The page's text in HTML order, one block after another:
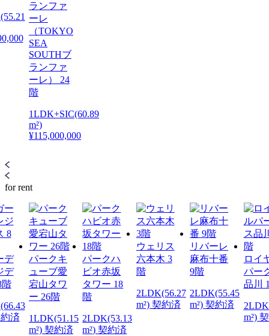
ランファ
ーレ
（TOKYO
SEA
SOUTHブ
ランファ
ーレ） 24
階
1LDK+SIC(60.89
m²)
¥115,000,000
for rent
デ
デ
階
済
パークキ
ューブ愛
宕山タワ
ー 26階
1LDK(51.15
m²) 契約済
パークハ
ビオ赤坂
タワー 18
階
2LDK(53.13
m²) 契約済
ウェリス
六本木 3
階
2LDK(56.27
m²) 契約済
リバーレ
麻布十番
9階
2LDK(55.45
m²) 契約済
ロイ
パー
品川
m²)